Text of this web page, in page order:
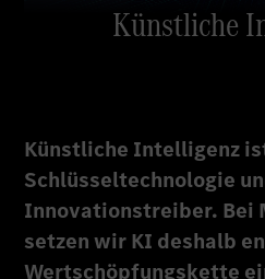
Künstliche
Künstliche Intelligenz
Schlüsseltechnologie
Innovationstreiber. Bei
setzen wir KI deshalb
Wertschöpfungskette